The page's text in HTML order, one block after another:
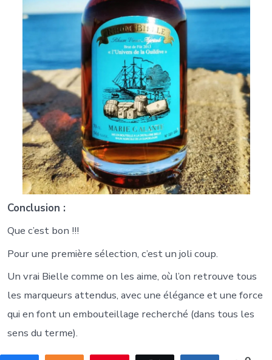
Conclusion :
Que c’est bon !!!
Pour une première sélection, c’est un joli coup.
Un vrai Bielle comme on les aime, où l’on retrouve tous
les marqueurs attendus, avec une élégance et une force
qui en font un embouteillage recherché (dans tous les
sens du terme).